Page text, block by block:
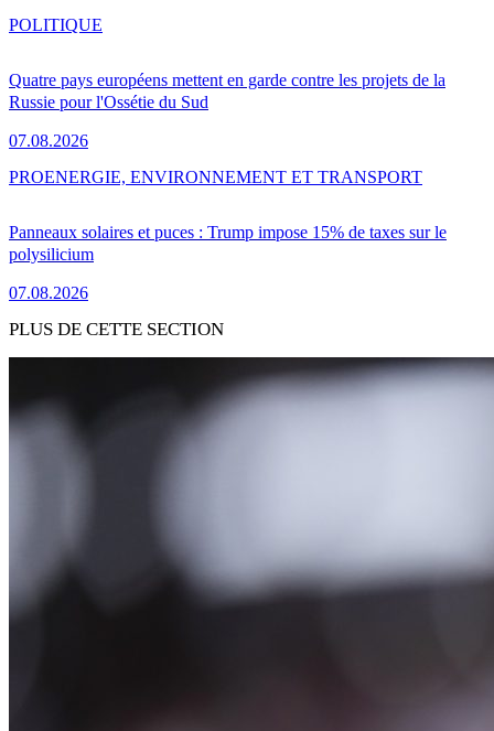
Quatre pays européens mettent en garde contre les projets de la
Russie pour l'Ossétie du Sud
07.08.2026
POLITIQUE
Panneaux solaires et puces : Trump impose 15% de taxes sur le
polysilicium
07.08.2026
PROENERGIE, ENVIRONNEMENT ET TRANSPORT
PLUS DE CETTE SECTION